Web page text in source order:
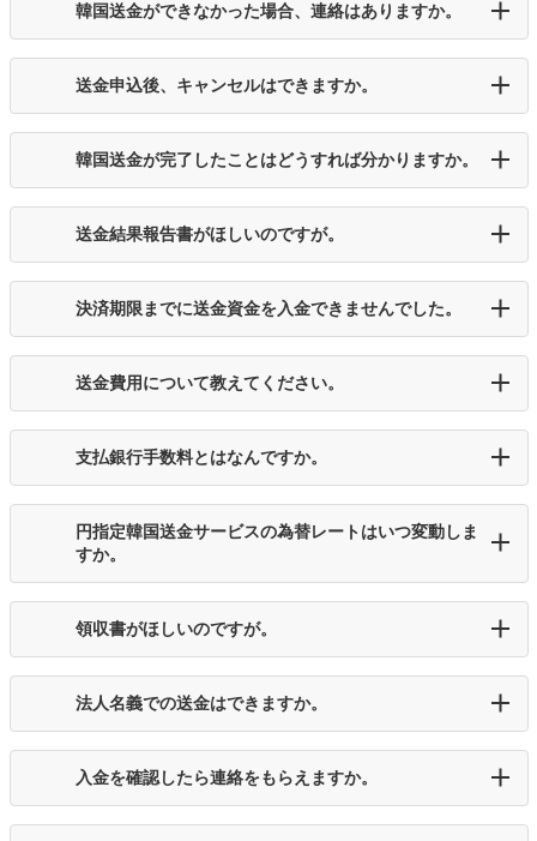
韓国送金ができなかった場合、連絡はありますか。
送金申込後、キャンセルはできますか。
韓国送金が完了したことはどうすれば分かりますか。
送金結果報告書がほしいのですが。
決済期限までに送金資金を入金できませんでした。
送金費用について教えてください。
支払銀行手数料とはなんですか。
円指定韓国送金サービスの為替レートはいつ変動しま
すか。
領収書がほしいのですが。
法人名義での送金はできますか。
入金を確認したら連絡をもらえますか。